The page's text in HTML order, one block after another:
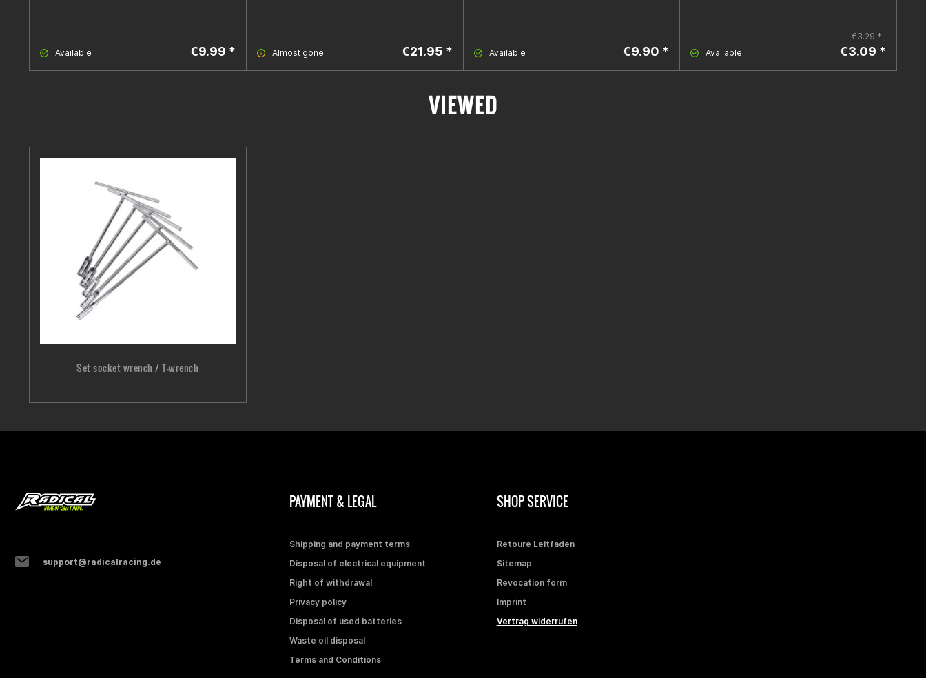
Available €9.99 * Almost gone €21.95 * Available €9.90 * Available
€3.29 * ;
€3.09 *
VIEWED
Set socket wrench / T-wrench
support@radicalracing.de
PAYMENT & LEGAL
Shipping and payment terms
Disposal of electrical equipment
Right of withdrawal
Privacy policy
Disposal of used batteries
Waste oil disposal
Terms and Conditions
SHOP SERVICE
Retoure Leitfaden
Sitemap
Revocation form
Imprint
Vertrag widerrufen